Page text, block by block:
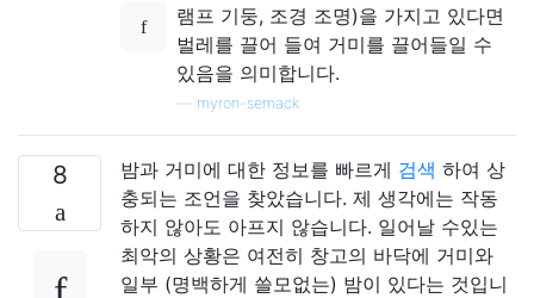
램프 기둥, 조경 조명)을 가지고 있다면
벌레를 끌어 들여 거미를 끌어들일 수
있음을 의미합니다.
myron-semack
8 밤과 거미에 대한 정보를 빠르게 검색 하여 상
충되는 조언을 찾았습니다. 제 생각에는 작동
하지 않아도 아프지 않습니다. 일어날 수있는
최악의 상황은 여전히 ​​창고의 바닥에 거미와
일부 (명백하게 쓸모없는) 밤이 있다는 것입니